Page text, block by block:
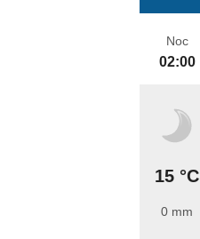
Noc
02:00
15 °C
0 mm